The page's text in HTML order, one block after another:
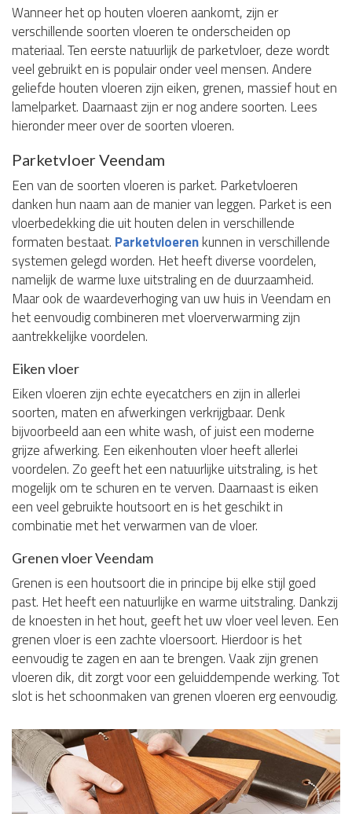
Wanneer het op houten vloeren aankomt, zijn er
verschillende soorten vloeren te onderscheiden op
materiaal. Ten eerste natuurlijk de parketvloer, deze wordt
veel gebruikt en is populair onder veel mensen. Andere
geliefde houten vloeren zijn eiken, grenen, massief hout en
lamelparket. Daarnaast zijn er nog andere soorten. Lees
hieronder meer over de soorten vloeren.
Parketvloer Veendam
Een van de soorten vloeren is parket. Parketvloeren
danken hun naam aan de manier van leggen. Parket is een
vloerbedekking die uit houten delen in verschillende
formaten bestaat. Parketvloerenkunnen in verschillende
systemen gelegd worden. Het heeft diverse voordelen,
namelijk de warme luxe uitstraling en de duurzaamheid.
Maar ook de waardeverhoging van uw huis in Veendam en
het eenvoudig combineren met vloerverwarming zijn
aantrekkelijke voordelen.
Eiken vloer
Eiken vloeren zijn echte eyecatchers en zijn in allerlei
soorten, maten en afwerkingen verkrijgbaar. Denk
bijvoorbeeld aan een white wash, of juist een moderne
grijze afwerking. Een eikenhouten vloer heeft allerlei
voordelen. Zo geeft het een natuurlijke uitstraling, is het
mogelijk om te schuren en te verven. Daarnaast is eiken
een veel gebruikte houtsoort en is het geschikt in
combinatie met het verwarmen van de vloer.
Grenen vloer Veendam
Grenen is een houtsoort die in principe bij elke stijl goed
past. Het heeft een natuurlijke en warme uitstraling. Dankzij
de knoesten in het hout, geeft het uw vloer veel leven. Een
grenen vloer is een zachte vloersoort. Hierdoor is het
eenvoudig te zagen en aan te brengen. Vaak zijn grenen
vloeren dik, dit zorgt voor een geluiddempende werking. Tot
slot is het schoonmaken van grenen vloeren erg eenvoudig.